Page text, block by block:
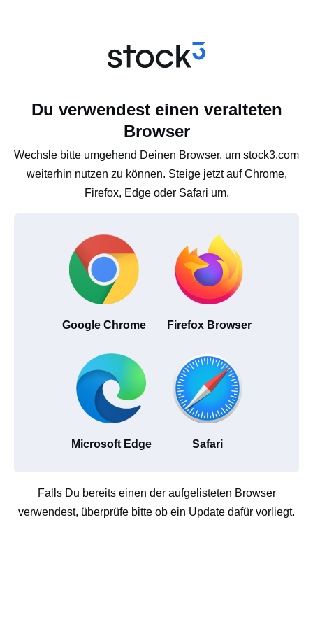
Du verwendest einen veralteten
Browser
Wechsle bitte umgehend Deinen Browser, um stock3.com
weiterhin nutzen zu können. Steige jetzt auf Chrome,
Firefox, Edge oder Safari um.
Google Chrome Firefox Browser
Microsoft Edge Safari
Falls Du bereits einen der aufgelisteten Browser
verwendest, überprüfe bitte ob ein Update dafür vorliegt.